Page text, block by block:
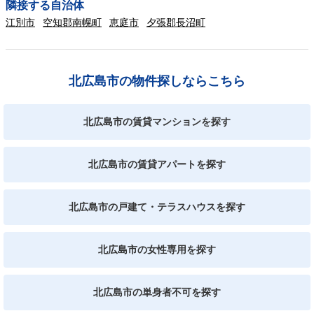
隣接する自治体
江別市 空知郡南幌町 恵庭市 夕張郡長沼町
北広島市の物件探しならこちら
北広島市の賃貸マンションを探す
北広島市の賃貸アパートを探す
北広島市の戸建て・テラスハウスを探す
北広島市の女性専用を探す
北広島市の単身者不可を探す